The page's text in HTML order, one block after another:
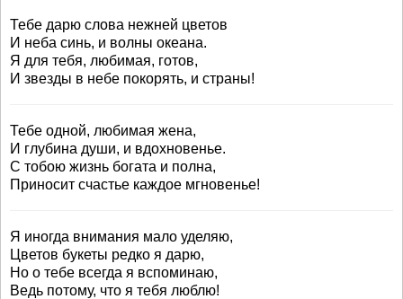
Тебе дарю слова нежней цветов
И неба синь, и волны океана.
Я для тебя, любимая, готов,
И звезды в небе покорять, и страны!
Тебе одной, любимая жена,
И глубина души, и вдохновенье.
С тобою жизнь богата и полна,
Приносит счастье каждое мгновенье!
Я иногда внимания мало уделяю,
Цветов букеты редко я дарю,
Но о тебе всегда я вспоминаю,
Ведь потому, что я тебя люблю!